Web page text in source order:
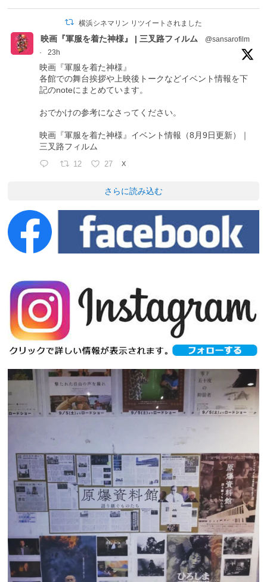
横浜シネマリン リツイートされました
映画『軍服を着た神様』 | 三叉路フィルム
@sansarofilm
·
23h
映画『軍服を着た神様』
各館での舞台挨拶や上映後トークなどイベント情報を下
記のnoteにまとめています。
おでかけの参考になさってください。
映画『軍服を着た神様』イベント情報（8月9日更新）｜
三叉路フィルム
12 27 X
さらに読み込む